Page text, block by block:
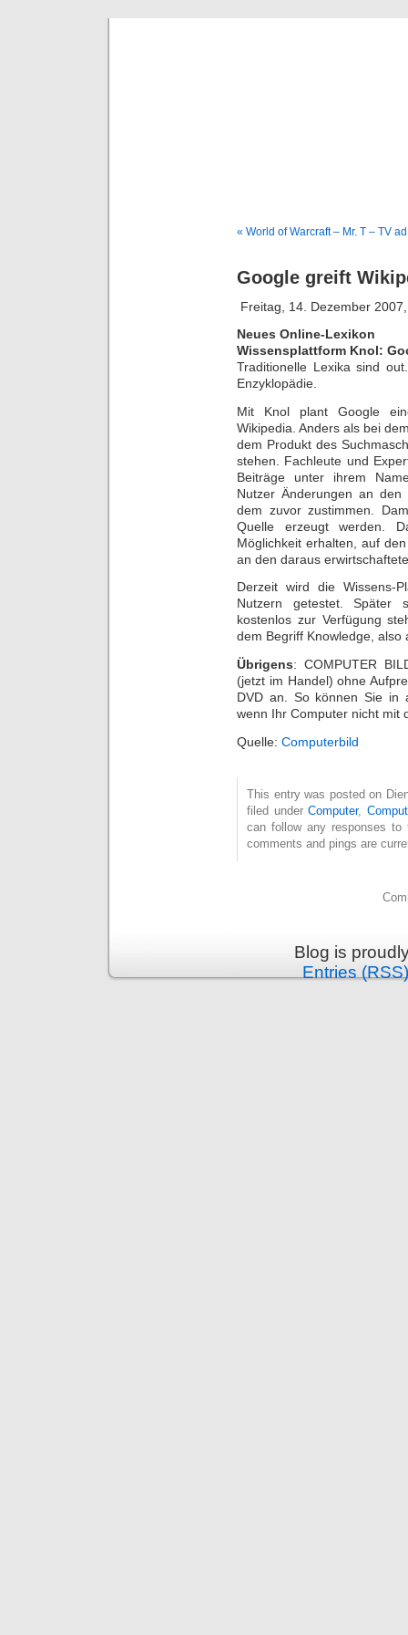
« World of Warcraft – Mr. T – TV ad
Google greift
Freitag, 14. Dezember
Neues Online-Lexikon
Wissensplattform Knol:
Traditionelle Lexika sind
Enzyklopädie.
Mit Knol plant Google
Wikipedia. Anders als bei
dem Produkt des
stehen. Fachleute und
Beiträge unter ihrem
Nutzer Änderungen an
dem zuvor zustimmen.
Quelle erzeugt werden.
Möglichkeit erhalten, auf
an den daraus
Derzeit wird die Wissens-
Nutzern getestet. Später
kostenlos zur Verfügung
dem Begriff Knowledge,
Übrigens: COMPUTER
(jetzt im Handel) ohne
DVD an. So können Sie in
wenn Ihr Computer nicht
Quelle: Computerbild
This entry was posted on
filed under Computer,
can follow any responses
comments and pings are
Blog is
Entries (RSS)